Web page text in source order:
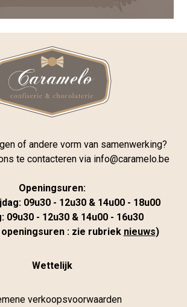
of andere vorm van samenwerking?
te contacteren via info@caramelo.be
Openingsuren:
09u30 - 12u30 & 14u00 - 18u00
09u30 - 12u30 & 14u00 - 16u30
: zie rubriek nieuws)
Wettelijk
verkoopsvoorwaarden